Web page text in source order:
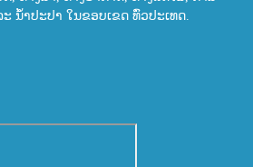
ນ້ຳປະປາ ໃນຂອບເຂດ ທົ່ວປະເທດ.